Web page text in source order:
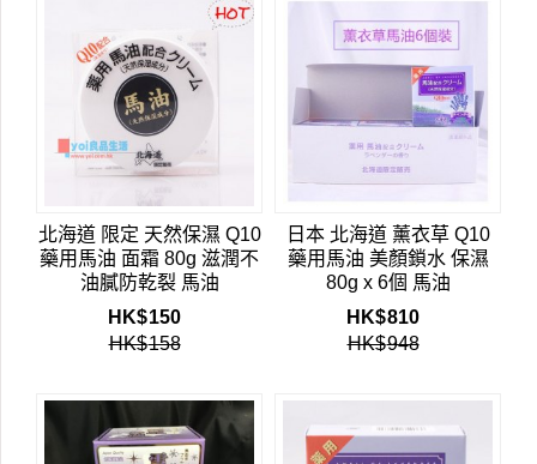
北海道 限定 天然保濕 Q10
藥用馬油 面霜 80g 滋潤不
油膩防乾裂 馬油
HK$150
HK$158
日本 北海道 薰衣草 Q10
藥用馬油 美顏鎖水 保濕
80g x 6個 馬油
HK$810
HK$948